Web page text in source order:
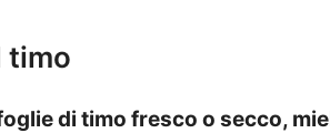
timo
di timo fresco o secco,